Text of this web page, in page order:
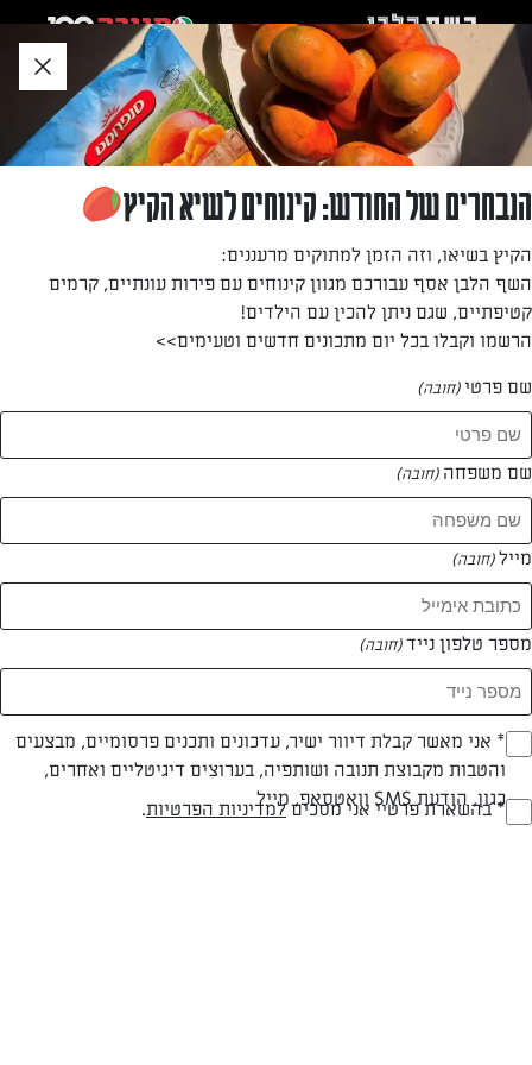
לאזור
תוכן
תחתון
חזרה לעמוד הבית
עינב ברוכים
—
המתכונים של
0 מתכונים
המאמרים של עינב ברוכים
הנבחרים של החודש: קינוחים לשיא הקיץ
הקיץ בשיאו, וזה הזמן למתוקים מרעננים:
השף הלבן אסף עבורכם מגוון קינוחים עם פירות עונתיים, קרמים
קטיפתיים, שגם ניתן להכין עם הילדים!
הרשמו וקבלו בכל יום מתכונים חדשים וטעימים>>
שם פרטי(חובה)
שם משפחה (חובה)
מייל(חובה)
מספר טלפון נייד(חובה)
Opt_In
(חובה)
* אני מאשר קבלת דיוור ישיר, עדכונים ותכנים פרסומיים, מבצעים
והטבות מקבוצת תנובה ושותפיה, בערוצים דיגיטליים ואחרים,
כגון, הודעת SMS וואטסאפ, מייל
RegulationsApproved
* בהשארת פרטיי אני מסכיםלמדיניות הפרטיות.